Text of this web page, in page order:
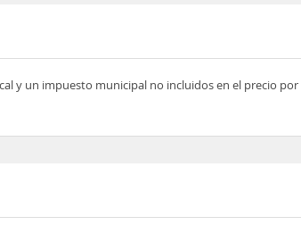
y un impuesto municipal no incluidos en el precio